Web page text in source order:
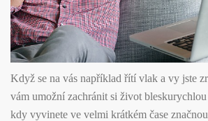
Když se na vás například řítí vlak a vy jste
vám umožní zachránit si život
kdy vyvinete ve velmi krátkém čase